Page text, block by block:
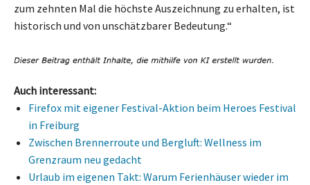
zum zehnten Mal die höchste Auszeichnung zu erhalten, ist
historisch und von unschätzbarer Bedeutung.“
Auch interessant:
Firefox mit eigener Festival-Aktion beim Heroes Festival
in Freiburg
Zwischen Brennerroute und Bergluft: Wellness im
Grenzraum neu gedacht
Urlaub im eigenen Takt: Warum Ferienhäuser wieder im